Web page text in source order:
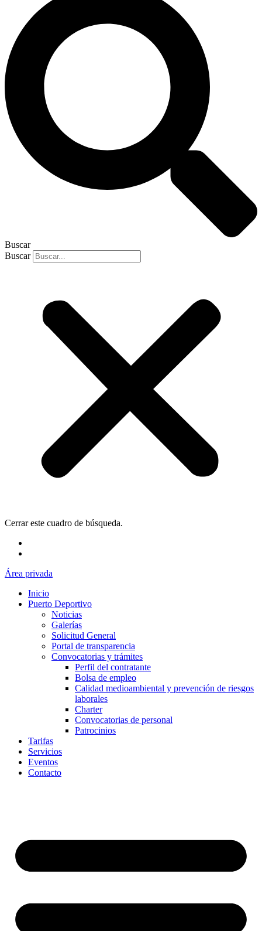
Buscar
Buscar
Cerrar este cuadro de búsqueda.
Área privada
Inicio
Puerto Deportivo
Noticias
Galerías
Solicitud General
Portal de transparencia
Convocatorias y trámites
Perfil del contratante
Bolsa de empleo
Calidad medioambiental y prevención de riesgos
laborales
Charter
Convocatorias de personal
Patrocinios
Tarifas
Servicios
Eventos
Contacto